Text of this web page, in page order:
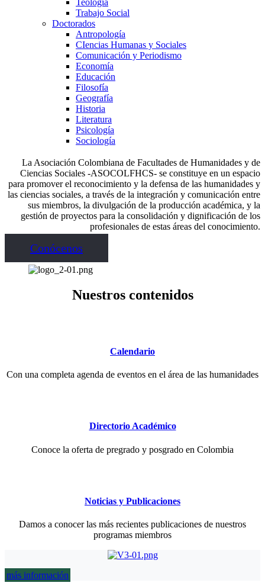
Teología
Trabajo Social
Doctorados
Antropología
CIencias Humanas y Sociales
Comunicación y Periodismo
Economía
Educación
Filosofía
Geografía
Historia
Literatura
Psicología
Sociología
La Asociación Colombiana de Facultades de Humanidades y de
Ciencias Sociales -ASOCOLFHCS- se constituye en un espacio
para promover el reconocimiento y la defensa de las humanidades y
las ciencias sociales, a través de la integración y comunicación entre
sus miembros, la divulgación de la producción académica, y la
gestión de proyectos para la consolidación y dignificación de los
profesionales de estas áreas del conocimiento.
Conócenos
Nuestros contenidos
Calendario
Con una completa agenda de eventos en el área de las humanidades
Directorio Académico
Conoce la oferta de pregrado y posgrado en Colombia
Noticias y Publicaciones
Damos a conocer las más recientes publicaciones de nuestros
programas miembros
más información